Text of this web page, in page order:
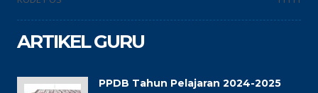
ARTIKEL GURU
PPDB Tahun Pelajaran 2024-2025